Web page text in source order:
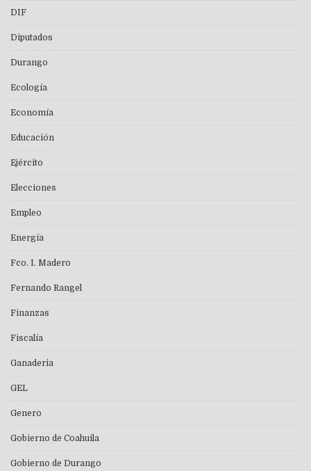
DIF
Diputados
Durango
Ecología
Economía
Educación
Ejército
Elecciones
Empleo
Energía
Fco. I. Madero
Fernando Rangel
Finanzas
Fiscalía
Ganaderia
GEL
Genero
Gobierno de Coahuila
Gobierno de Durango